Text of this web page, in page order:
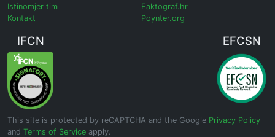
Istinomjer tim
Kontakt
Faktograf.hr
Poynter.org
IFCN EFCSN
This site is protected by reCAPTCHA and the Google Privacy Policy
and Terms of Service apply.